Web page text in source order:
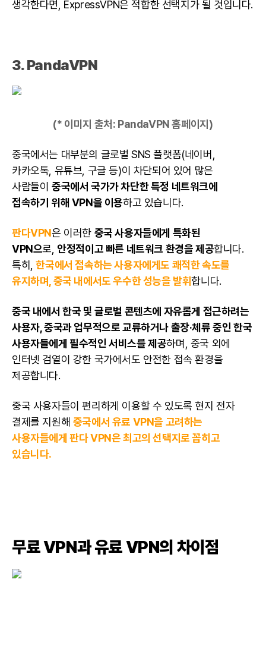
생각한다면, ExpressVPN은 적합한 선택지가 될 것입니다.
3.PandaVPN
(* 이미지 출처: PandaVPN 홈페이지 )
중국에서는 대부분의 글로벌 SNS 플랫폼(네이버,
카카오톡, 유튜브, 구글 등)이 차단되어 있어 많은
사람들이 중국에서 국가가 차단한 특정 네트워크에
접속하기 위해 VPN을 이용하고 있습니다.
판다VPN은 이러한 중국 사용자들에게 특화된
VPN으로,안정적이고 빠른 네트워크 환경을 제공합니다.
특히,한국에서 접속하는 사용자에게도 쾌적한 속도를
유지하며, 중국 내에서도 우수한 성능을 발휘합니다.
중국 내에서 한국 및 글로벌 콘텐츠에 자유롭게 접근하려는
사용자, 중국과 업무적으로 교류하거나 출장·체류 중인 한국
사용자들에게 필수적인서비스를 제공하며, 중국 외에
인터넷 검열이 강한 국가에서도 안전한 접속 환경을
제공합니다.
중국 사용자들이 편리하게 이용할 수 있도록 현지 전자
결제를 지원해 중국에서 유료 VPN을 고려하는
사용자들에게 판다 VPN은 최고의 선택지로 꼽히고
있습니다.
무료 VPN과 유료 VPN의 차이점